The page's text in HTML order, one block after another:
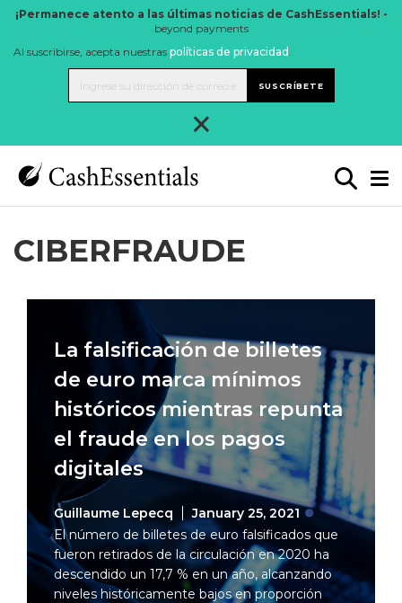
¡Permanece atento a las últimas noticias de CashEssentials! -
beyond payments
Al suscribirse, acepta nuestras políticas de privacidad .
SUSCRÍBETE
×
CIBERFRAUDE
La falsificación de billetes
de euro marca mínimos
históricos mientras repunta
el fraude en los pagos
digitales
Guillaume Lepecq
January 25, 2021
El número de billetes de euro falsificados que
fueron retirados de la circulación en 2020 ha
descendido un 17,7 % en un año, alcanzando
niveles históricamente bajos en proporción